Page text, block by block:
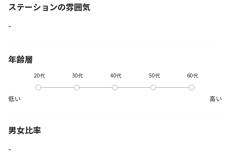
ステーションの雰囲気
-
年齢層
低い
20代 30代 40代 50代 60代
高い
男女比率
-